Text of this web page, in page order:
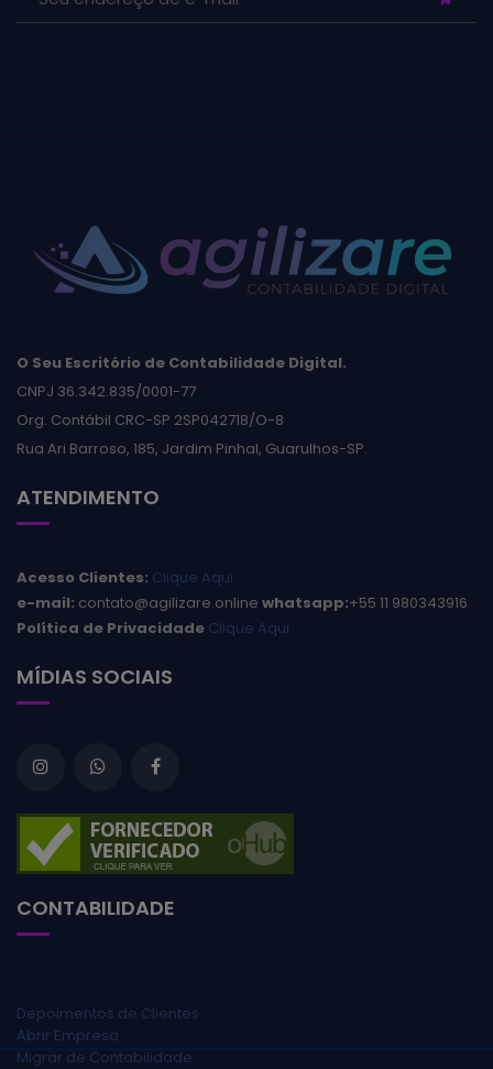
O Seu Escritório de Contabilidade Digital.
CNPJ 36.342.835/0001-77
Org. Contábil CRC-SP 2SP042718/O-8
Rua Ari Barroso, 185, Jardim Pinhal, Guarulhos-SP.
ATENDIMENTO
Acesso Clientes: Clique Aqui
e-mail: contato@agilizare.online whatsapp:+55 11 980343916
Política de Privacidade Clique Aqui
MÍDIAS SOCIAIS
CONTABILIDADE
Depoimentos de Clientes
Abrir Empresa
Migrar de Contabilidade